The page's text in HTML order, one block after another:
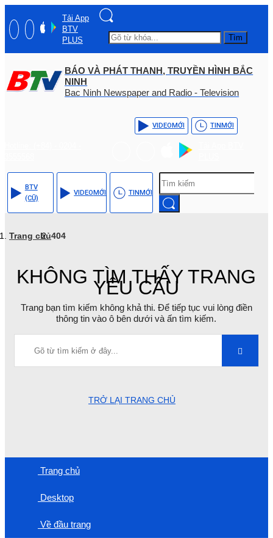
Tải App
BTV
PLUS
Tìm
BÁO VÀ PHÁT THANH, TRUYỀN HÌNH BẮC
NINH
Bac Ninh Newspaper and Radio - Television
VIDEOMỚI TINMỚI
BTV
(CŨ)
VIDEOMỚI TINMỚI
Trang chủ404
KHÔNG TÌM THẤY TRANG
YÊU CẦU
Trang bạn tìm kiếm không khả thi. Để tiếp tục vui lòng điền
thông tin vào ô bên dưới và ấn tìm kiếm.
TRỞ LẠI TRANG CHỦ
Trang chủ
Desktop
Về đầu trang